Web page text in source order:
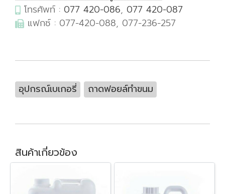
โทรศัพท์ : 077 420-086, 077 420-087
แฟกซ์ : 077-420-088, 077-236-257
อุปกรณ์เบเกอรี่ ถาดฟอยล์ทำขนม
สินค้าเกี่ยวข้อง